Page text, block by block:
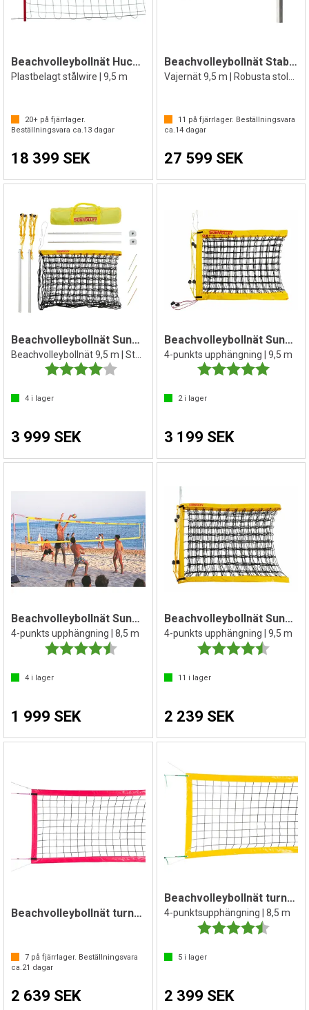
Beachvolleybollnät Huck Dralo
Plastbelagt stålwire | 9,5 m
20+ på fjärrlager.
Beställningsvara ca. 13 dagar
18 399 SEK
Beachvolleybollnät Stabil 150 x 150 mm
11 på fjärrlager. Beställningsvara
ca. 14dagar
27 599 SEK
Beachvolleybollnät SunVolley LC
Betyg:
4.0 utav 5 stjärnor
4 i lager
3 999 SEK
Beachvolleybollnät SunVolley Plus
4-punkts upphängning | 9,5 m
Betyg:
2i lager
3 199 SEK
Beachvolleybollnät SunVolley Standard
4-punkts upphängning | 8,5 m
Betyg:
4.8 utav 5 stjärnor
4 i lager
1 999 SEK
Beachvolleybollnät SunVolley Standard
4-punkts upphängning | 9,5 m
Betyg:
11 i lager
2 239 SEK
Beachvolleybollnät turnering
7 på fjärrlager. Beställningsvara
ca.21 dagar
2 639 SEK
Beachvolleybollnät turnering 8,5 m
4-punktsupphängning | 8,5 m
Betyg:
5i lager
2 399 SEK